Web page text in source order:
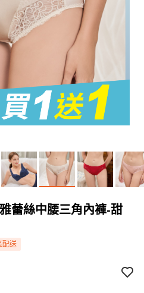
蕾絲中腰三角內褲-甜
配送